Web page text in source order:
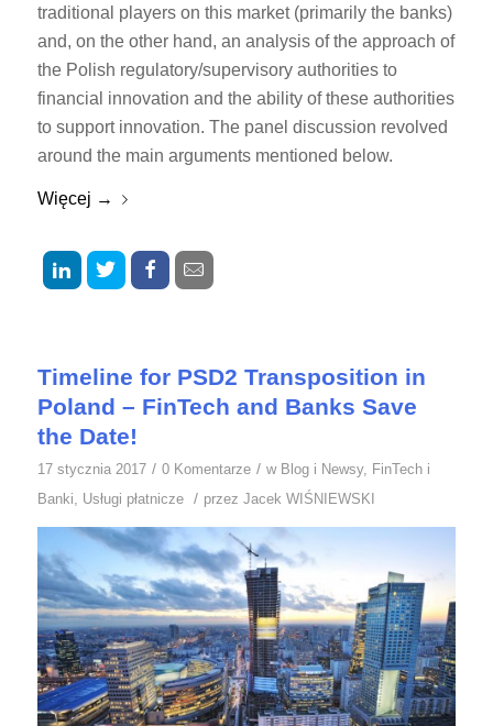
traditional players on this market (primarily the banks)
and, on the other hand, an analysis of the approach of
the Polish regulatory/supervisory authorities to
financial innovation and the ability of these authorities
to support innovation. The panel discussion revolved
around the main arguments mentioned below.
Więcej →
Timeline for PSD2 Transposition in
Poland – FinTech and Banks Save
the Date!
17 stycznia 2017 / 0 Komentarze / w Blog i Newsy, FinTech i
Banki
Usługi płatnicze / przez Jacek WIŚNIEWSKI